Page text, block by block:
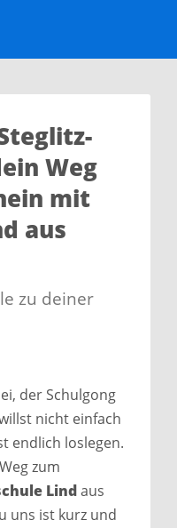
Weg
mit
aus
zu deiner
der Schulgong
nicht einfach
endlich loslegen.
zum
Lindaus
uns ist kurz und